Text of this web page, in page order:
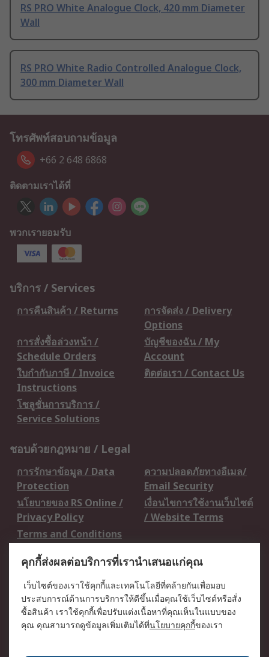
RS PRO White Analogue Clock, 420 mm Diameter
Wall
RS PRO White Radio Controlled Analogue Clock,
300 mm Diameter Wall
โทรศัพท์สอบถามข้อมูล
+66 2 648 6868
ติดตามเราได้ที่
พวกเรายอมรับ
บริการ / Services
การคืนสินค้า / Returns
การจัดส่ง / Delivery
Options
การสั่งซื้อล่วงหน้า /
Schedule Orders
บัญชีของฉัน / My
Account
ใบกำกับภาษี / Invoice
Instructions
ติดต่อเรา / Contact Us
โซลูชั่นการบริการ /
Service Solutions
ชอบด้วยกฎหมาย / Legal
การรักษาข้อมูล / Data
Protection
ความปลอดภัยทางอีเมล/
Email Security
นโยบายของ RS Online /
Privacy Policy
เงื่อนไขการใช้งานเว็บไซต์
/ Website Terms
Terms and Conditions
เกี่ยวกับ RS / About RS
RS ทั่วโลก / RS
Worldwide
ข่าวประชาสัมพันธ์ / Press
Centre
บริษัทในเครือ RS /
วิธีการชำระเงิน /
คุกกี้ส่งผลต่อบริการที่เรานำเสนอแก่คุณ
เว็บไซต์ของเราใช้คุกกี้และเทคโนโลยีที่คล้ายกันเพื่อมอบ
ประสบการณ์ด้านการบริการให้ดีขึ้นเมื่อคุณใช้เว็บไซต์หรือสั่ง
ซื้อสินค้า เราใช้คุกกี้เพื่อปรับแต่งเนื้อหาที่คุณเห็นในแบบของ
คุณ คุณสามารถดูข้อมูลเพิ่มเติมได้ที่นโยบายคุกกี้ของเรา